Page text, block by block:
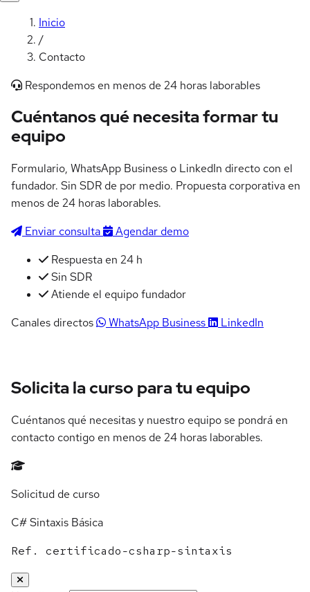
Inicio
/
Contacto
Respondemos en menos de 24 horas laborables
Cuéntanos qué necesitaformar tu
equipo
Formulario, WhatsApp Business o LinkedIn directo con el
fundador. Sin SDR de por medio. Propuesta corporativa en
menos de 24 horas laborables.
Enviar consulta
Agendar demo
Respuesta en 24 h
Sin SDR
Atiende el equipo fundador
Canales directos
WhatsApp Business LinkedIn
Solicita la curso para tu equipo
Cuéntanos qué necesitas y nuestro equipo se pondrá en
contacto contigo en menos de 24 horas laborables.
Solicitud de curso
C# Sintaxis Básica
Ref. certificado-csharp-sintaxis